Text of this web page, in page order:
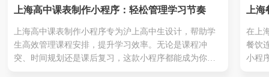
上海高中课表制作小程序：轻松管理学习节奏
上海高中课表制作小程序专为沪上高中生设计，帮助学
生高效管理课程安排，提升学习效率。无论是课程冲
突、时间规划还是课后复习，这款小程序都能成为你的
上海
饮新
在上
餐饮
小程